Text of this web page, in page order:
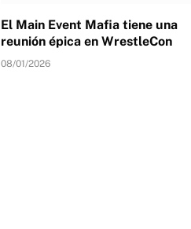
El Main Event Mafia tiene una
reunión épica en WrestleCon
08/01/2026